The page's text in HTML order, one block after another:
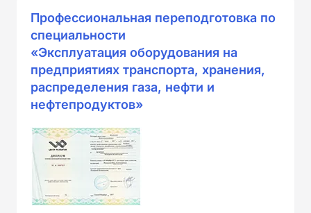
Профессиональная переподготовка по
специальности
«Эксплуатация оборудования на
предприятиях транспорта, хранения,
распределения газа, нефти и
нефтепродуктов»